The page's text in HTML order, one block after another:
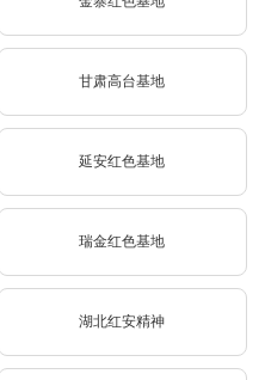
甘肃高台基地
延安红色基地
瑞金红色基地
湖北红安精神